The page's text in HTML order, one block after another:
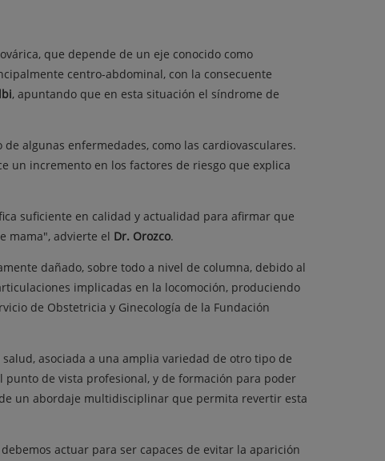
que depende de un eje conocido como
centro-abdominal, con la consecuente
, apuntando que en esta situación el síndrome de
algunas enfermedades, como las cardiovasculares.
un incremento en los factores de riesgo que explica
suficiente en calidad y actualidad para afirmar que
mama", advierte el Dr. Orozco.
dañado, sobre todo a nivel de columna, debido al
implicadas en la locomoción, produciendo
de Obstetricia y Ginecología de la Fundación
asociada a una amplia variedad de otro tipo de
de vista profesional, y de formación para poder
un abordaje multidisciplinar que permita revertir esta
actuar para ser capaces de evitar la aparición